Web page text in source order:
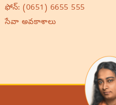
ఫోన్: (0651) 6655 555
సేవా అవకాశాలు